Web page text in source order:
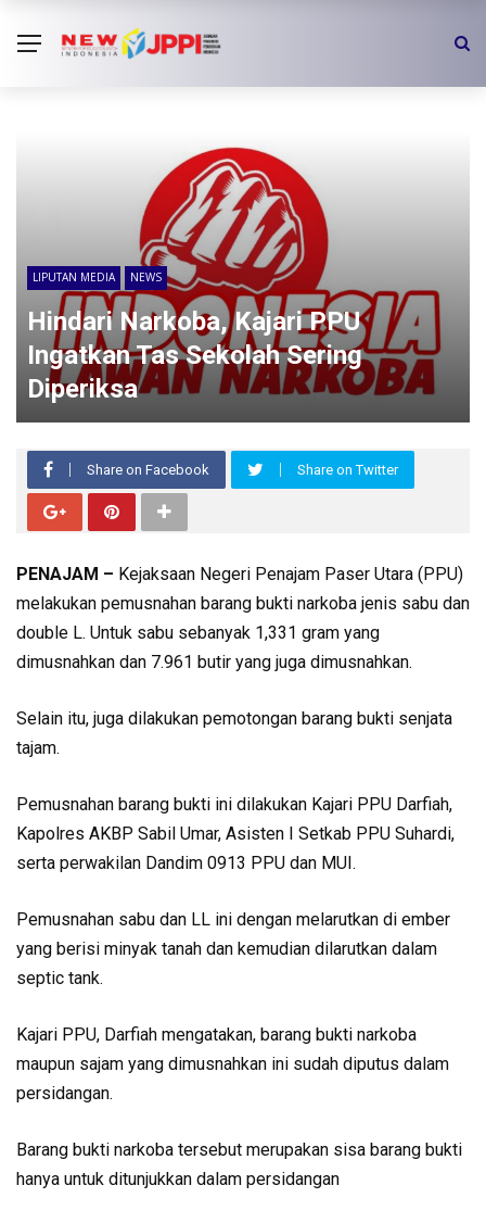
LIPUTAN MEDIA NEWS
Hindari Narkoba, Kajari PPU
Ingatkan Tas Sekolah Sering
Diperiksa
Share on Facebook Share on Twitter
PENAJAM – Kejaksaan Negeri Penajam Paser Utara (PPU)
melakukan pemusnahan barang bukti narkoba jenis sabu dan
double L. Untuk sabu sebanyak 1,331 gram yang
dimusnahkan dan 7.961 butir yang juga dimusnahkan.
Selain itu, juga dilakukan pemotongan barang bukti senjata
tajam.
Pemusnahan barang bukti ini dilakukan Kajari PPU Darfiah,
Kapolres AKBP Sabil Umar, Asisten I Setkab PPU Suhardi,
serta perwakilan Dandim 0913 PPU dan MUI.
Pemusnahan sabu dan LL ini dengan melarutkan di ember
yang berisi minyak tanah dan kemudian dilarutkan dalam
septic tank.
Kajari PPU, Darfiah mengatakan, barang bukti narkoba
maupun sajam yang dimusnahkan ini sudah diputus dalam
persidangan.
Barang bukti narkoba tersebut merupakan sisa barang bukti
hanya untuk ditunjukkan dalam persidangan